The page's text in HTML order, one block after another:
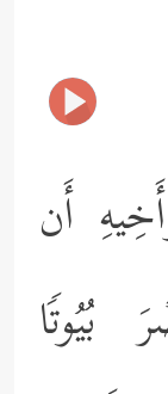
أَن
بُیُوتࣰا